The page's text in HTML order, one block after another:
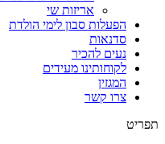
אריזות שי
הפעלות סבון לימי הולדת
סדנאות
נעים להכיר
לקוחותינו מעידים
המגזין
צרו קשר
תפריט